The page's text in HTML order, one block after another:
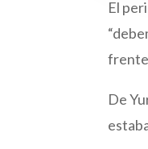
El
frente
De